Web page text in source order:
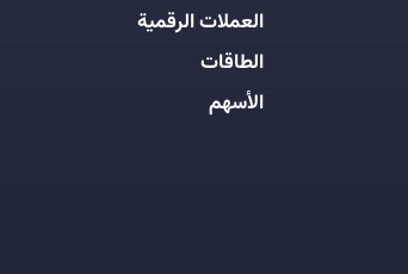
العملات الرقمية
الطاقات
الأسهم